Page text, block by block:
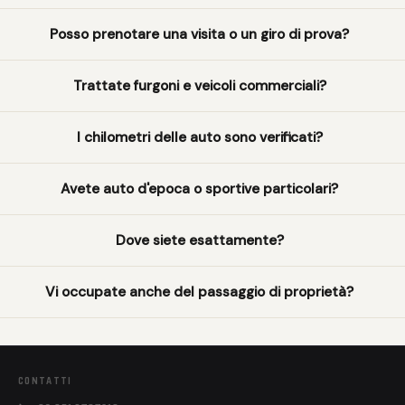
Posso prenotare una visita o un giro di prova?
Trattate furgoni e veicoli commerciali?
I chilometri delle auto sono verificati?
Avete auto d'epoca o sportive particolari?
Dove siete esattamente?
Vi occupate anche del passaggio di proprietà?
CONTATTI